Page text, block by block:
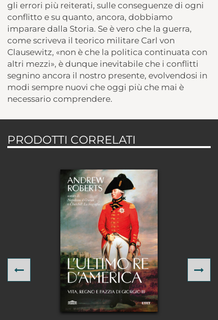
gli errori più reiterati, sulle conseguenze di ogni
conflitto e su quanto, ancora, dobbiamo
imparare dalla Storia. Se è vero che la guerra,
come scriveva il teorico militare Carl von
Clausewitz, «non è che la politica continuata con
altri mezzi», è dunque inevitabile che i conflitti
segnino ancora il nostro presente, evolvendosi in
modi sempre nuovi che oggi più che mai è
necessario comprendere.
PRODOTTI CORRELATI
Previous